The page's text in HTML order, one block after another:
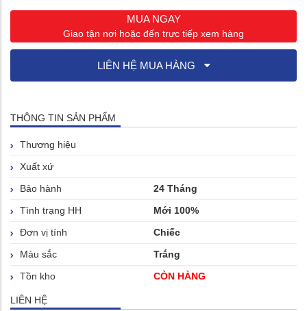
MUA NGAY
Giao tận nơi hoặc đến trực tiếp xem hàng
LIÊN HỆ MUA HÀNG
THÔNG TIN SẢN PHẨM
Thương hiệu
Xuất xứ
Bảo hành
24 Tháng
Tình trạng HH
Mới 100%
Đơn vị tính
Chiếc
Màu sắc
Trắng
Tồn kho
CÒN HÀNG
LIÊN HỆ